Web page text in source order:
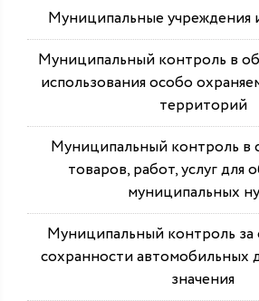
Муниципальные учреждения
Муниципальный контроль в
использования особо
территорий
Муниципальный контроль в
товаров, работ, услуг для
муниципальных
Муниципальный контроль за
сохранности автомобильных
значения